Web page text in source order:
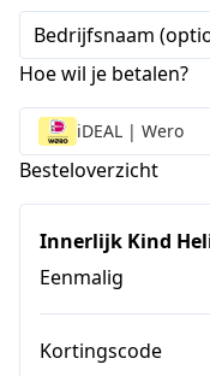
Bedrijfsnaam
Hoe wil je betalen?
iDEAL | Wero
Besteloverzicht
Innerlijk Kind
Eenmalig
Kortingscode